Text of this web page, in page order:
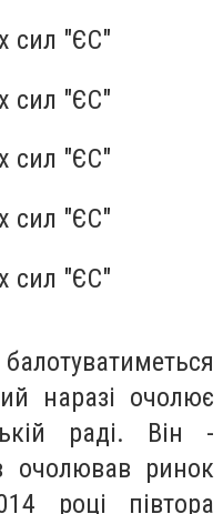
наразі очолює
раді. Він -
очолював ринок
році півтора